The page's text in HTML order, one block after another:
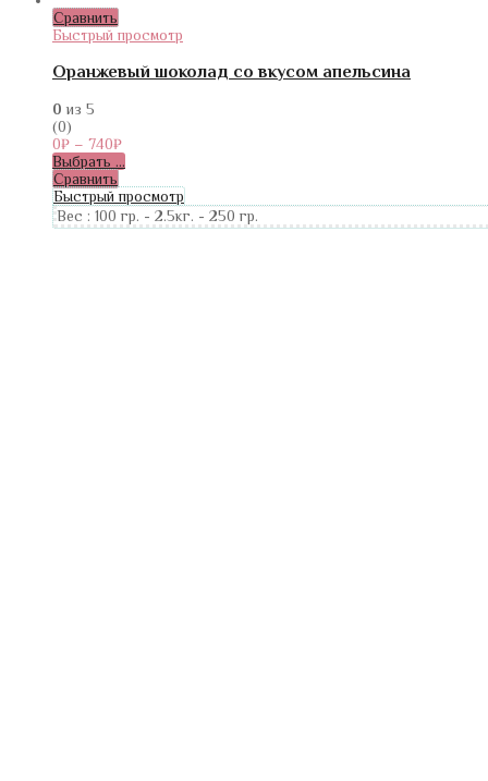
Сравнить
Быстрый просмотр
Оранжевый шоколад со вкусом апельсина
0 из 5
(0)
0₽ – 740₽
Выбрать ...
Сравнить
Быстрый просмотр
Вес : 100 гр. - 2.5кг. - 250 гр.